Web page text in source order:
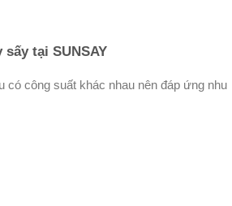
tại SUNSAY
có công suất khác nhau nên đáp ứng nhu